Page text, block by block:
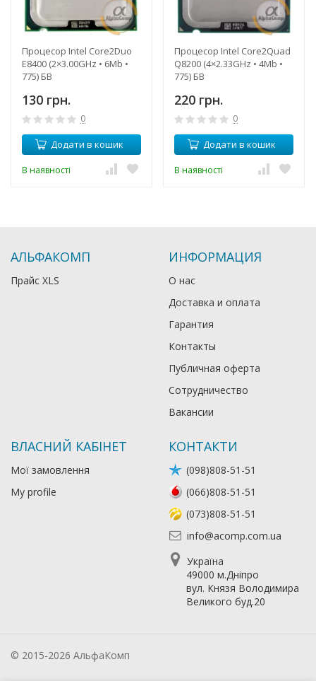
Процесор Intel Core2Duo
E8400 (2×3.00GHz • 6Mb •
775) БВ
130 грн.
0
Додати в кошик
В наявності
Процесор Intel Core2Quad
Q8200 (4×2.33GHz • 4Mb •
775) БВ
220 грн.
0
Додати в кошик
В наявності
АЛЬФАКОМП
Прайс XLS
ИНФОРМАЦИЯ
О нас
Доставка и оплата
Гарантия
Контакты
Публичная оферта
Сотрудничество
Вакансии
ВЛАСНИЙ КАБІНЕТ
Мої замовлення
My profile
КОНТАКТИ
(098)808-51-51
(066)808-51-51
(073)808-51-51
info@acomp.com.ua
Україна
49000 м.Дніпро
вул. Князя Володимира
Великого буд.20
© 2015-2026 АльфаКомп